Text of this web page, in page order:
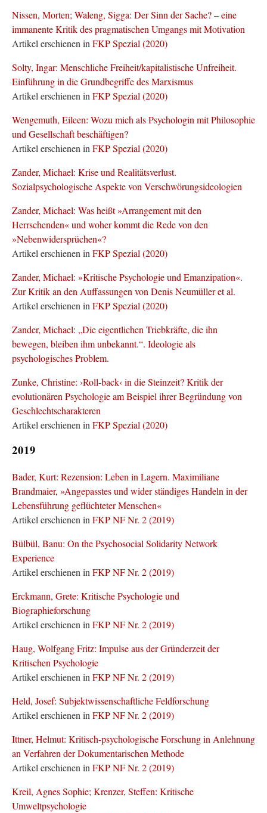
Nissen, Morten; Waleng, Sigga: Der Sinn der Sache? – eine
immanente Kritik des pragmatischen Umgangs mit Motivation
Artikel erschienen in FKP Spezial (2020)
Solty, Ingar: Menschliche Freiheit/kapitalistische Unfreiheit.
Einführung in die Grundbegriffe des Marxismus
Artikel erschienen in FKP Spezial (2020)
Wengemuth, Eileen: Wozu mich als Psychologin mit Philosophie
und Gesellschaft beschäftigen?
Artikel erschienen in FKP Spezial (2020)
Zander, Michael: Krise und Realitätsverlust.
Sozialpsychologische Aspekte von Verschwörungsideologien
Zander, Michael: Was heißt »Arrangement mit den
Herrschenden« und woher kommt die Rede von den
»Nebenwidersprüchen«?
Artikel erschienen in FKP Spezial (2020)
Zander, Michael: »Kritische Psychologie und Emanzipation«.
Zur Kritik an den Auffassungen von Denis Neumüller et al.
Artikel erschienen in FKP Spezial (2020)
Zander, Michael: „Die eigentlichen Triebkräfte, die ihn
bewegen, bleiben ihm unbekannt.“. Ideologie als
psychologisches Problem.
Zunke, Christine: ›Roll-back‹ in die Steinzeit? Kritik der
evolutionären Psychologie am Beispiel ihrer Begründung von
Geschlechtscharakteren
Artikel erschienen in FKP Spezial (2020)
2019
Bader, Kurt: Rezension: Leben in Lagern. Maximiliane
Brandmaier, »Angepasstes und wider ständiges Handeln in der
Lebensführung geflüchteter Menschen«
Artikel erschienen in FKP NF Nr. 2 (2019)
Bülbül, Banu: On the Psychosocial Solidarity Network
Experience
Artikel erschienen in FKP NF Nr. 2 (2019)
Erckmann, Grete: Kritische Psychologie und
Biographieforschung
Artikel erschienen in FKP NF Nr. 2 (2019)
Haug, Wolfgang Fritz: Impulse aus der Gründerzeit der
Kritischen Psychologie
Artikel erschienen in FKP NF Nr. 2 (2019)
Held, Josef: Subjektwissenschaftliche Feldforschung
Artikel erschienen in FKP NF Nr. 2 (2019)
Ittner, Helmut: Kritisch-psychologische Forschung in Anlehnung
an Verfahren der Dokumentarischen Methode
Artikel erschienen in FKP NF Nr. 2 (2019)
Kreil, Agnes Sophie; Krenzer, Steffen: Kritische
Umweltpsychologie